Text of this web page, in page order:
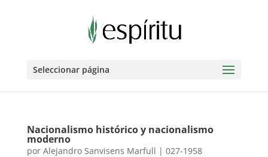
Seleccionar página
Nacionalismo histórico y nacionalismo
moderno
por Alejandro Sanvisens Marfull | 027-1958